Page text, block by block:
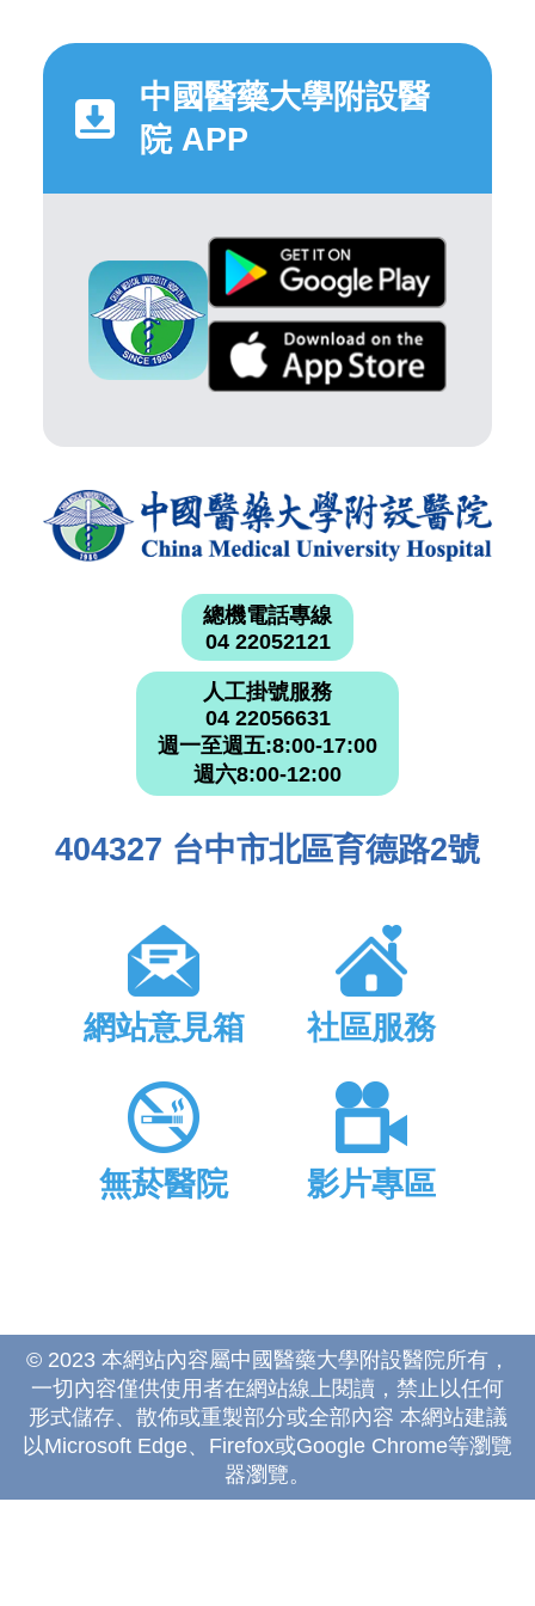
中國醫藥大學附設醫
院 APP
總機電話專線
04 22052121
人工掛號服務
04 22056631
週一至週五:8:00-17:00
週六8:00-12:00
404327 台中市北區育德路2號
網站意見箱 社區服務
無菸醫院 影片專區
© 2023 本網站內容屬中國醫藥大學附設醫院所有，
一切內容僅供使用者在網站線上閱讀，禁止以任何
形式儲存、散佈或重製部分或全部內容 本網站建議
以Microsoft Edge、Firefox或Google Chrome等瀏覽
器瀏覽。